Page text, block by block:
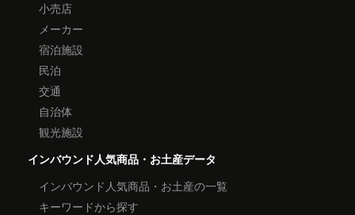
小売店
メーカー
宿泊施設
民泊
交通
自治体
観光施設
インバウンド人気商品・お土産データ
インバウンド人気商品・お土産の一覧
キーワードから探す